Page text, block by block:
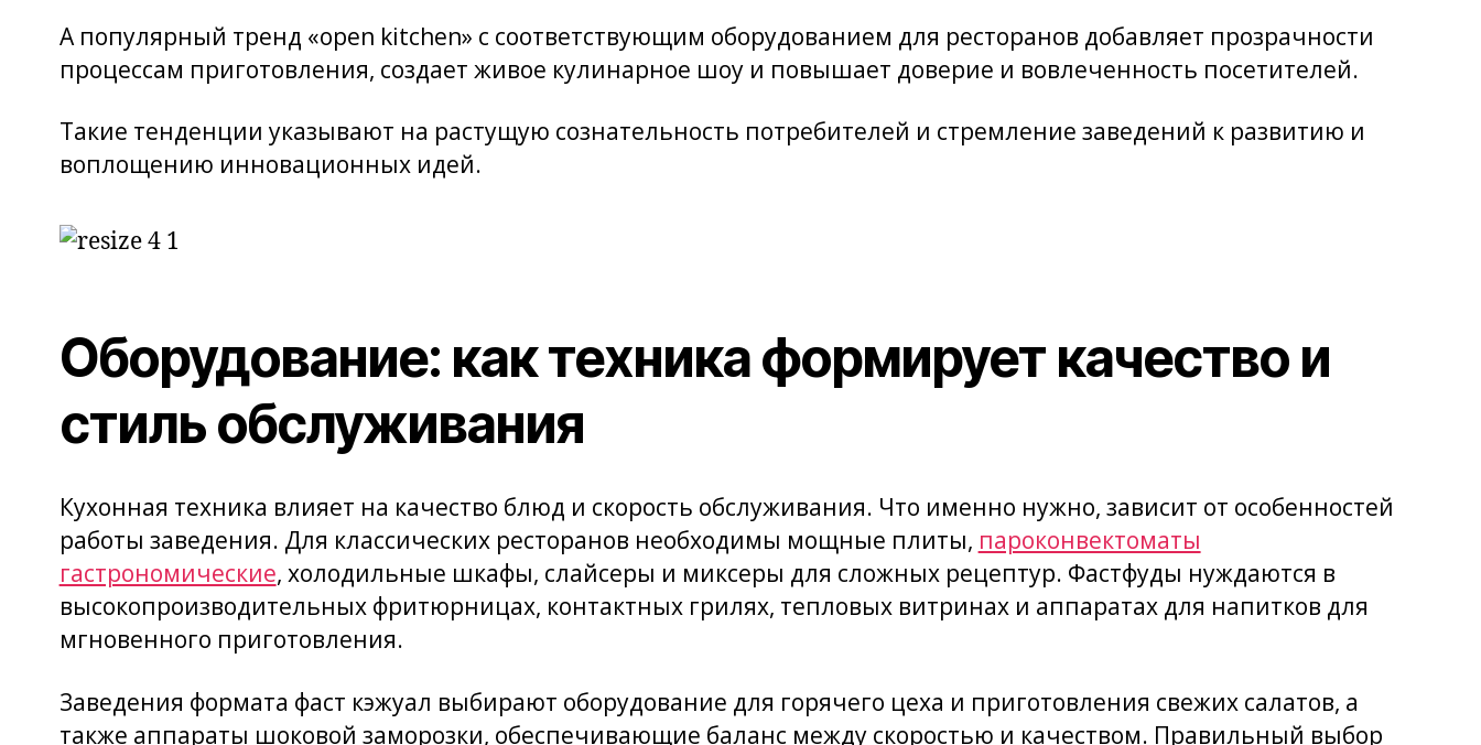
А популярный тренд «open kitchen» с соответствующим оборудованием для ресторанов добавляет прозрачности
процессам приготовления, создает живое кулинарное шоу и повышает доверие и вовлеченность посетителей.
Такие тенденции указывают на растущую сознательность потребителей и стремление заведений к развитию и
воплощению инновационных идей.
Оборудование: как техника формирует качество и
стиль обслуживания
Кухонная техника влияет на качество блюд и скорость обслуживания. Что именно нужно, зависит от особенностей
работы заведения. Для классических ресторанов необходимы мощные плиты, пароконвектоматы
гастрономические, холодильные шкафы, слайсеры и миксеры для сложных рецептур. Фастфуды нуждаются в
высокопроизводительных фритюрницах, контактных грилях, тепловых витринах и аппаратах для напитков для
мгновенного приготовления.
Заведения формата фаст кэжуал выбирают оборудование для горячего цеха и приготовления свежих салатов, а
также аппараты шоковой заморозки, обеспечивающие баланс между скоростью и качеством. Правильный выбор